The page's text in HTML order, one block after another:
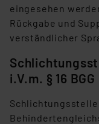
eingesehen
Rückgabe und
verständlicher
i.V.m. § 16 BGG
Schlichtungsstelle